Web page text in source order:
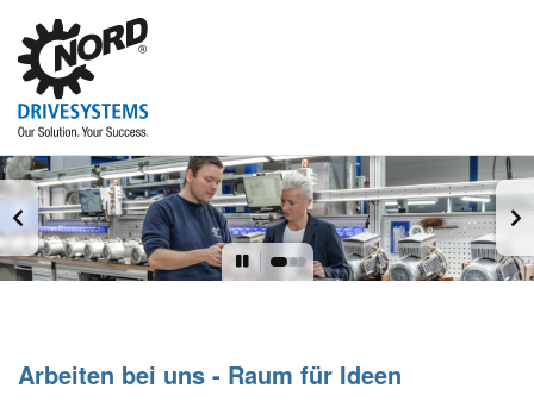
Arbeiten bei uns - Raum für Ideen